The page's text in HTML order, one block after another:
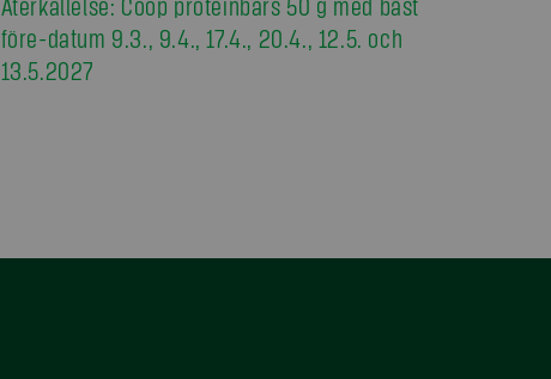
före-datum 9.3., 9.4., 17.4., 20.4., 12.5. och
13.5.2027